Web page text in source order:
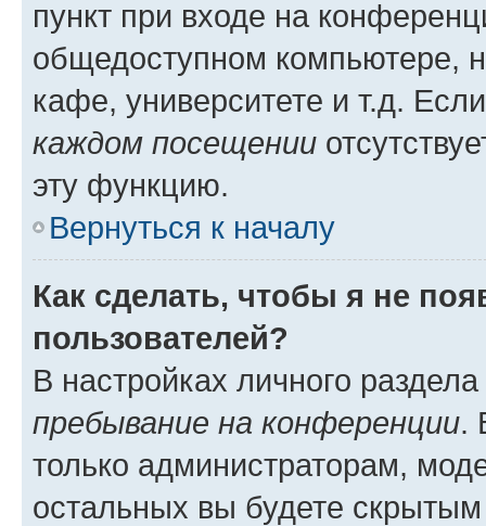
пункт при входе на
общедоступном компьютере,
кафе, университете и т.д.
каждом посещении
эту функцию.
Вернуться к началу
Как сделать, чтобы я не
пользователей?
В настройках личного
пребывание на конференции.
только администраторам,
остальных вы будете